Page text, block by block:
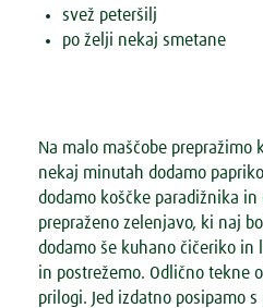
svež peteršilj
po želji nekaj smetane
Na malo maščobe prepražimo
nekaj minutah dodamo
dodamo koščke paradižnika in
prepraženo zelenjavo, ki naj
dodamo še kuhano čičeriko
in postrežemo. Odlično tekne
prilogi. Jed izdatno posipamo